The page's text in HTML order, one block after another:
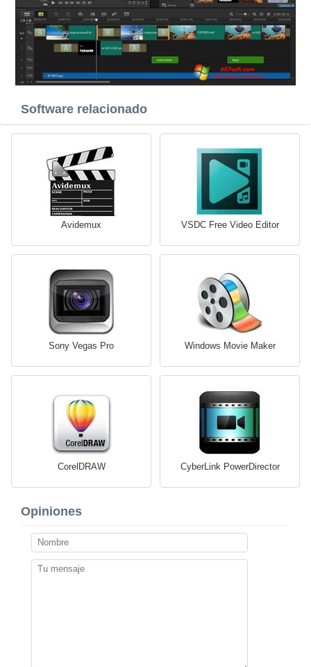
Software relacionado
Avidemux VSDC Free Video Editor
Sony Vegas Pro Windows Movie Maker
CorelDRAW CyberLink PowerDirector
Opiniones